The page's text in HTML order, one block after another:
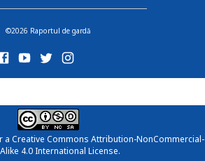
©2026 Raportul de gardă
a Creative Commons Attribution-NonCommercial-
4.0 International License.